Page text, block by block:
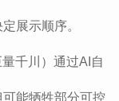
展示顺序。
千川）通过AI自
能牺牲部分可控